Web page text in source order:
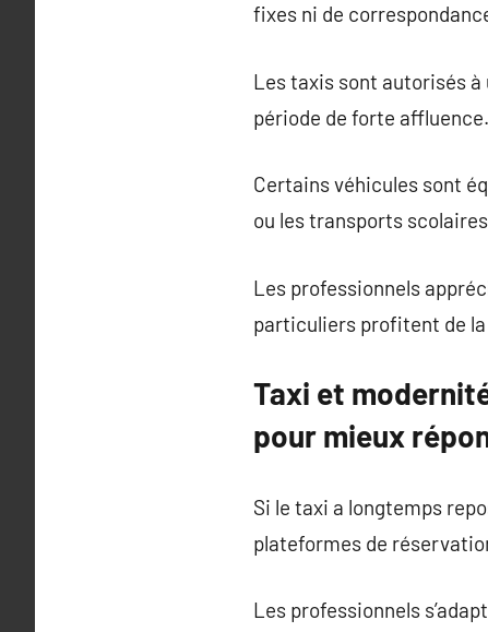
fixes ni de
Les taxis sont autorisés
période de forte affluence.
Certains véhicules sont
ou les transports
Les professionnels
particuliers profitent de
Taxi et
pour mieux
Si le taxi a longtemps
plateformes de
Les professionnels